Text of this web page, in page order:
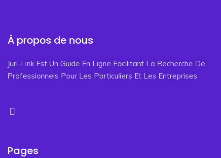
À propos de nous
Juri-Link Est Un Guide En Ligne Facilitant La Recherche De
Professionnels Pour Les Particuliers Et Les Entreprises
Pages